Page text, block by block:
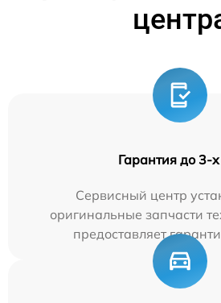
Гарантия до 3-х
Сервисный центр
оригинальные запчасти
предоставляет